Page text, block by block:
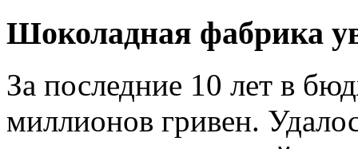
Шоколадная фабрика
За последние 10 лет в
миллионов гривен.